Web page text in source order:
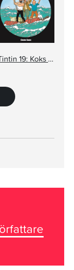
Tintin 19: Koks i lasten